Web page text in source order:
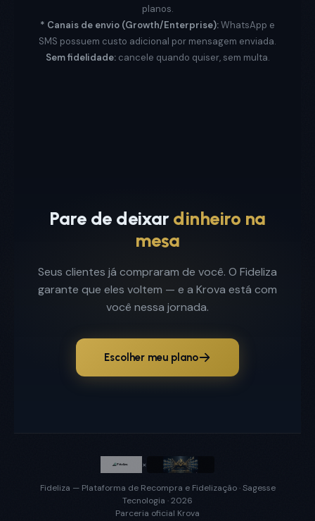
planos.
* Canais de envio (Growth/Enterprise):WhatsApp e
SMS possuem custo adicional por mensagem enviada.
Sem fidelidade:cancele quando quiser, sem multa.
Pare de deixardinheiro na
mesa
Seus clientes já compraram de você. O Fideliza
garante que eles voltem — e a Krova está com
você nessa jornada.
Escolher meu plano
×
Fideliza — Plataforma de Recompra e Fidelização · Sagesse
Tecnologia · 2026
Parceria oficial Krova